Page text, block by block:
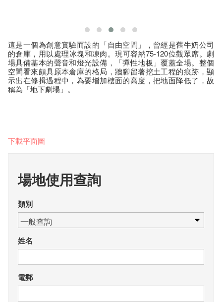
這是一個為創意實驗而設的「自由空間」，曾經是舊牛奶公司
的倉庫，用以處理冰塊和凍肉。現可容納75-120位觀眾席。劇
場具備基本的聲音和燈光設備，「彈性地板」覆蓋全場。整個
空間看來頗具原本倉庫的格局，牆腳留著挖土工程的痕跡，顯
示出在修揖過程中，為要增加樓面的高度，把地面降低了，故
稱為「地下劇場」。
下載平面圖
場地使用查詢
類別
姓名
電郵